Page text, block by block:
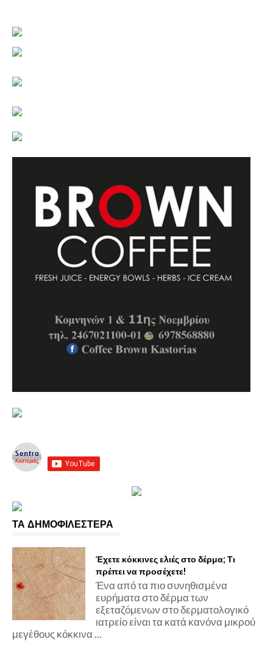
ΤΑ ΔΗΜΟΦΙΛΕΣΤΕΡΑ
Έχετε κόκκινες ελιές στο δέρμα; Τι
πρέπει να προσέχετε!
Ένα από τα πιο συνηθισμένα
ευρήματα στο δέρμα των
εξεταζόμενων στο δερματολογικό
ιατρείο είναι τα κατά κανόνα μικρού
μεγέθους κόκκινα ...